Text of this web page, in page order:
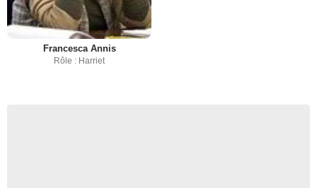
Francesca Annis
Rôle : Harriet